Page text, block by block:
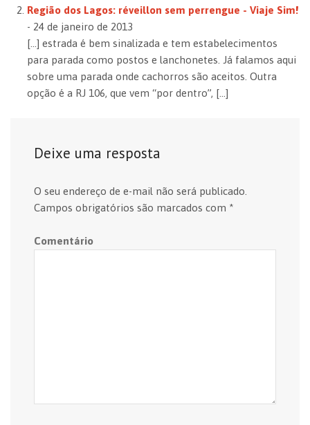
Região dos Lagos: réveillon sem perrengue - Viaje Sim!
- 24 de janeiro de 2013
[…] estrada é bem sinalizada e tem estabelecimentos
para parada como postos e lanchonetes. Já falamos aqui
sobre uma parada onde cachorros são aceitos. Outra
opção é a RJ 106, que vem “por dentro”, […]
Deixe uma resposta
O seu endereço de e-mail não será publicado.
Campos obrigatórios são marcados com *
Comentário